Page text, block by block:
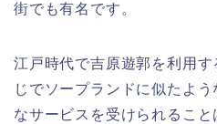
街でも有名です。
江戸時代で吉原遊郭を利用
じでソープランドに似たよ
なサービスを受けられるこ